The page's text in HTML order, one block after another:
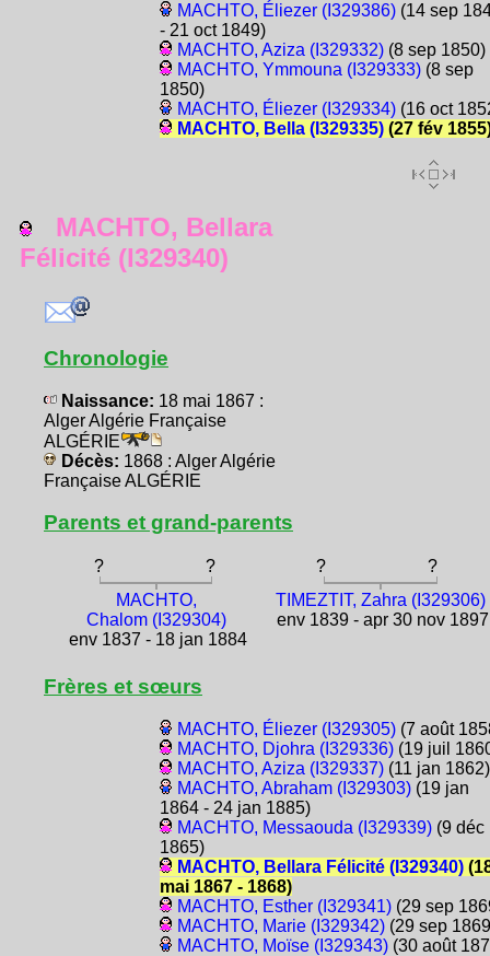
MACHTO, Éliezer (I329386)(14 sep
- 21 oct 1849)
MACHTO, Aziza (I329332)(8 sep 1850)
MACHTO, Ymmouna (I329333)(8 sep
1850)
MACHTO, Éliezer (I329334)(16 oct
MACHTO, Bella (I329335)(27 fév
MACHTO, Bellara
Félicité (I329340)
Chronologie
Naissance: 18 mai 1867 :
Alger Algérie Française
ALGÉRIE
Décès: 1868 : Alger Algérie
Française ALGÉRIE
Parents et grand-parents
? ? ?
?
MACHTO,
Chalom (I329304)
env 1837 - 18 jan 1884
TIMEZTIT, Zahra (I329306)
env 1839 - apr 30 nov 1897
Frères et sœurs
MACHTO, Éliezer (I329305)(7 août
MACHTO, Djohra (I329336)(19 juil
MACHTO, Aziza (I329337)(11 jan 1862)
MACHTO, Abraham (I329303)(19 jan
1864 - 24 jan 1885)
MACHTO, Messaouda (I329339)(9 déc
1865)
MACHTO, Bellara Félicité (I329340)
mai 1867 - 1868)
MACHTO, Esther (I329341)(29 sep
MACHTO, Marie (I329342)(29 sep
MACHTO, Moïse (I329343)(30 août